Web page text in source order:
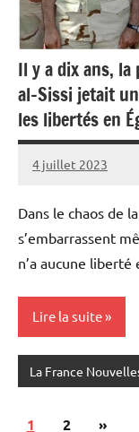
Il y a dix ans, la
al-Sissi jetait
les libertés en
4 juillet 2023
Admins
Dans le chaos de
s’embarrassent
n’a aucune
Lire la suite
La France
Pagination
1 2 »